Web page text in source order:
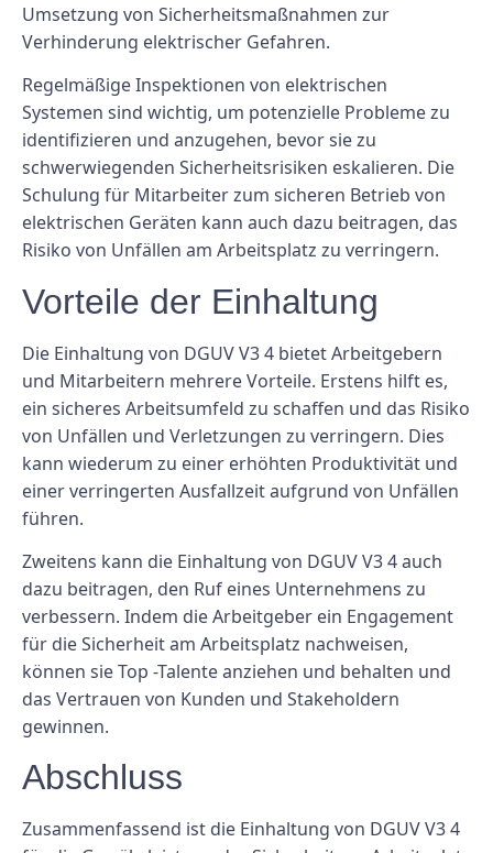
Umsetzung von Sicherheitsmaßnahmen zur
Verhinderung elektrischer Gefahren.
Regelmäßige Inspektionen von elektrischen
Systemen sind wichtig, um potenzielle Probleme zu
identifizieren und anzugehen, bevor sie zu
schwerwiegenden Sicherheitsrisiken eskalieren. Die
Schulung für Mitarbeiter zum sicheren Betrieb von
elektrischen Geräten kann auch dazu beitragen, das
Risiko von Unfällen am Arbeitsplatz zu verringern.
Vorteile der Einhaltung
Die Einhaltung von DGUV V3 4 bietet Arbeitgebern
und Mitarbeitern mehrere Vorteile. Erstens hilft es,
ein sicheres Arbeitsumfeld zu schaffen und das Risiko
von Unfällen und Verletzungen zu verringern. Dies
kann wiederum zu einer erhöhten Produktivität und
einer verringerten Ausfallzeit aufgrund von Unfällen
führen.
Zweitens kann die Einhaltung von DGUV V3 4 auch
dazu beitragen, den Ruf eines Unternehmens zu
verbessern. Indem die Arbeitgeber ein Engagement
für die Sicherheit am Arbeitsplatz nachweisen,
können sie Top -Talente anziehen und behalten und
das Vertrauen von Kunden und Stakeholdern
gewinnen.
Abschluss
Zusammenfassend ist die Einhaltung von DGUV V3 4